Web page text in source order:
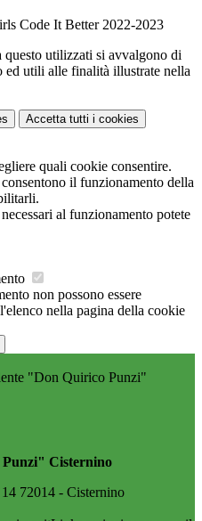
Code It Better 2022-2023
utilizzati si avvalgono di
ed utili alle finalità illustrate nella
Accetta tutti i cookies
quali cookie consentire.
il funzionamento della
al funzionamento potete
non possono essere
nella pagina della cookie
"Don Quirico Punzi"
Cisternino
72014 - Cisternino